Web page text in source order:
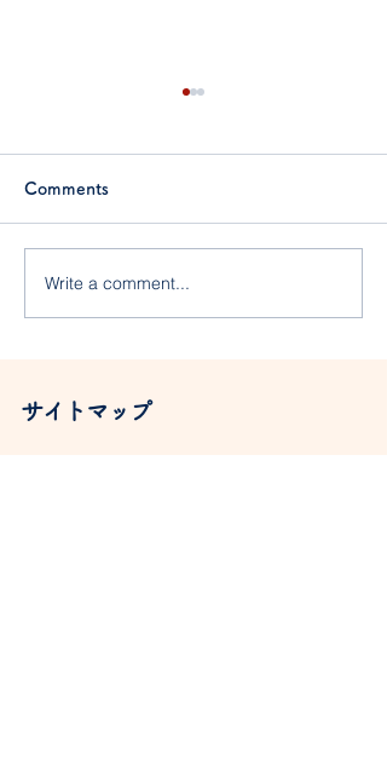
ぶどう狩りに行ってきま
Comments
Write a comment...
サイトマップ